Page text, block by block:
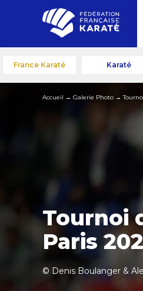
France Karaté Karaté
Accueil → Galerie Photo →
Tournoi
Paris
© Denis Boulanger &